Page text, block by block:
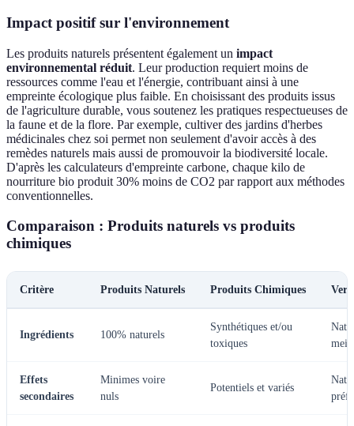
Impact positif sur l'environnement
Les produits naturels présentent également un impact
environnemental réduit. Leur production requiert moins de
ressources comme l'eau et l'énergie, contribuant ainsi à une
empreinte écologique plus faible. En choisissant des produits issus
de l'agriculture durable, vous soutenez les pratiques respectueuses de
la faune et de la flore. Par exemple, cultiver des jardins d'herbes
médicinales chez soi permet non seulement d'avoir accès à des
remèdes naturels mais aussi de promouvoir la biodiversité locale.
D'après les calculateurs d'empreinte carbone, chaque kilo de
nourriture bio produit 30% moins de CO2 par rapport aux méthodes
conventionnelles.
Comparaison : Produits naturels vs produits
chimiques
Critère Produits Naturels Produits Chimiques
Ingrédients 100% naturels
Synthétiques et/ou
toxiques
Effets
secondaires
Minimes voire
nuls
Potentiels et variés